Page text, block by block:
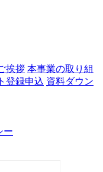
挨拶 本事業の取り組
登録申込 資料ダウン
ー